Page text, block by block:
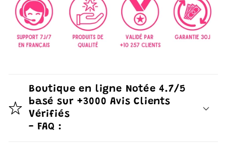
Boutique en ligne Notée 4.7/5
basé sur +3000 Avis Clients
Vérifiés
- FAQ :